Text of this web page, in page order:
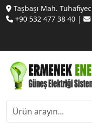
Taşbaşı Mah.
+90 532 477 38 40 |